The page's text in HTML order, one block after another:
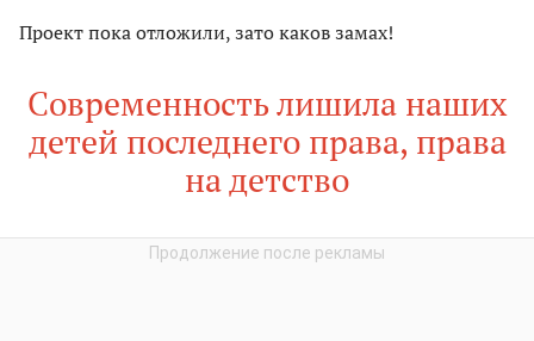
Проект пока отложили, зато каков замах!
Cовременность лишила наших
детей последнего права, права
на детство